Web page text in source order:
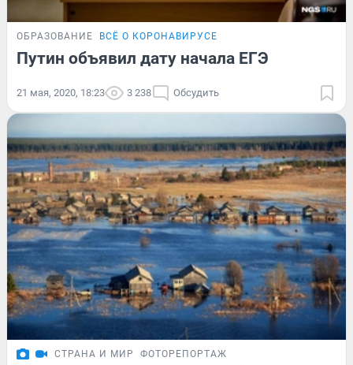
ОБРАЗОВАНИЕ ВСЁ О КОРОНАВИРУСЕ
Путин объявил дату начала ЕГЭ
21 мая, 2020, 18:23 3 238 Обсудить
СТРАНА И МИР ФОТОРЕПОРТАЖ